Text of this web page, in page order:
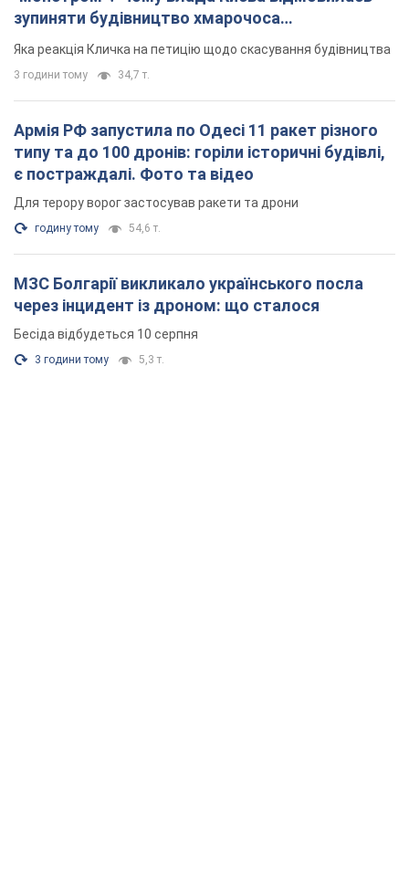
МЗС Болгарії викликало українського посла
через інцидент із дроном: що сталося
3 години тому